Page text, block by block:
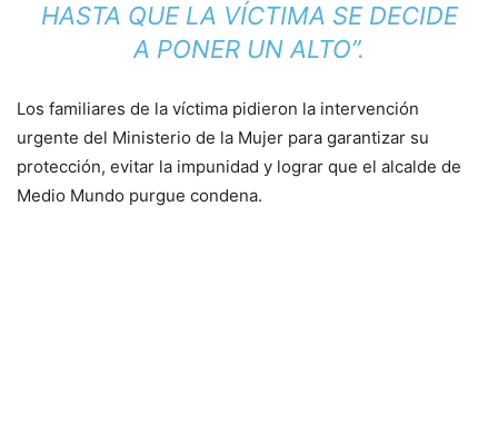
HASTA QUE LA VÍCTIMA SE DECIDE
A PONER UN ALTO”.
Los familiares de la víctima pidieron la intervención
urgente del Ministerio de la Mujer para garantizar su
protección, evitar la impunidad y lograr que el alcalde de
Medio Mundo purgue condena.